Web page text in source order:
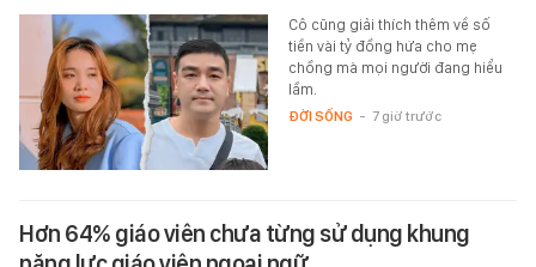
Cô cũng giải thích thêm về số
tiền vài tỷ đồng hứa cho mẹ
chồng mà mọi người đang hiểu
lầm.
ĐỜI SỐNG - 7 giờ trước
Hơn 64% giáo viên chưa từng sử dụng khung